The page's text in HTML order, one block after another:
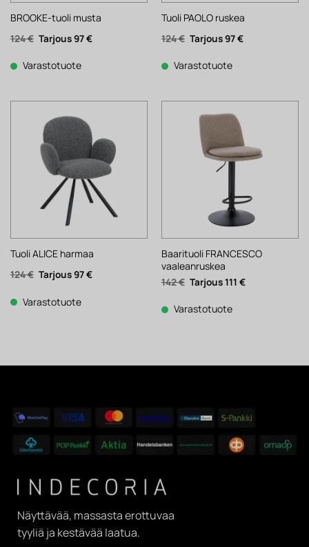
BROOKE-tuoli musta
124€ Alkuperäinen
hinta
124 €.
97€Nykyinen
Varastotuote
Tuoli PAOLO ruskea
124€ Alkuperäinen
hinta
124 €.
97€Nykyinen
Varastotuote
Tuoli ALICE harmaa
124€ Alkuperäinen
hinta
124 €.
97€Nykyinen
Varastotuote
Baarituoli FRANCESCO
vaaleanruskea
142€ Alkuperäinen
hinta
142 €.
111 €Nykyinen
Varastotuote
Näyttävää, massasta erottuvaa
tyyliä ja kestävää laatua.